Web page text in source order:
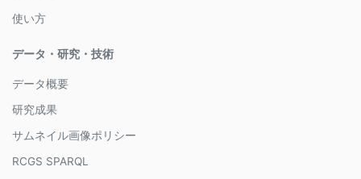
使い方
データ・研究・技術
データ概要
研究成果
サムネイル画像ポリシー
RCGS SPARQL